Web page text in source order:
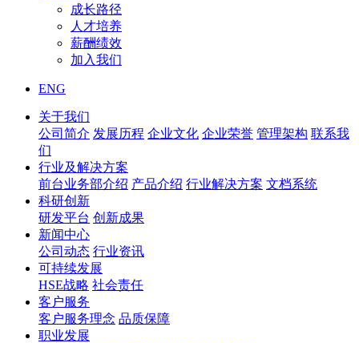
成长路径
人才培养
薪酬绩效
加入我们
ENG
关于我们
公司简介 发展历程 企业文化 企业荣誉 管理架构 联系我
们
行业及解决方案
前台业务部介绍 产品介绍 行业解决方案 文档系统
科研创新
研发平台 创新成果
新闻中心
公司动态 行业资讯
可持续发展
HSE战略 社会责任
客户服务
客户服务理念 品质保障
职业发展